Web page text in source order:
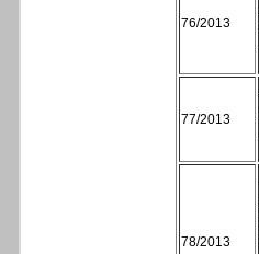
76/2013
77/2013
78/2013